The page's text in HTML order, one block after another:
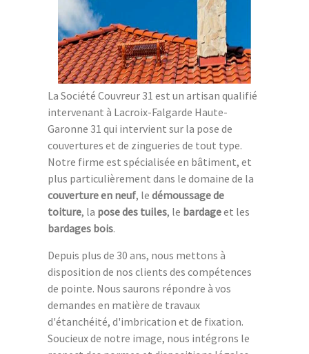
La Société Couvreur 31 est un artisan qualifié
intervenant à Lacroix-Falgarde Haute-
Garonne 31 qui intervient sur la pose de
couvertures et de zingueries de tout type.
Notre firme est spécialisée en bâtiment, et
plus particulièrement dans le domaine de la
couverture en neuf, le démoussage de
toiture, la pose des tuiles, le bardageet les
bardages bois.
Depuis plus de 30 ans, nous mettons à
disposition de nos clients des compétences
de pointe. Nous saurons répondre à vos
demandes en matière de travaux
d'étanchéité, d'imbrication et de fixation.
Soucieux de notre image, nous intégrons le